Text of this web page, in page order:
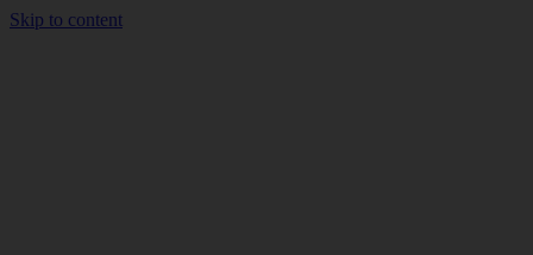
Skip to content